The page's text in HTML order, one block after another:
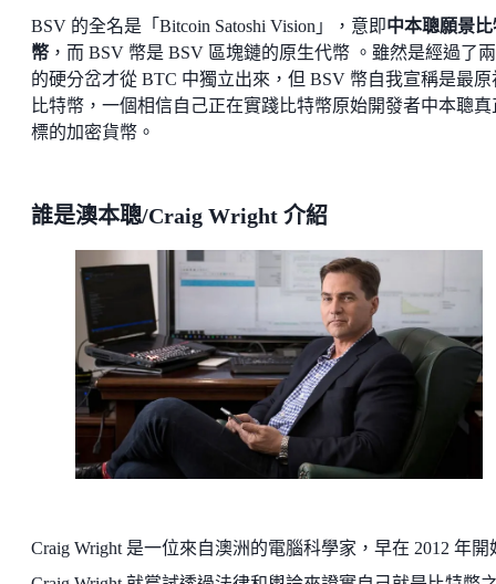
BSV 的全名是「Bitcoin Satoshi Vision」，意即中本聰願景比
幣 ，而 BSV 幣是 BSV 區塊鏈的原生代幣 。雖然是經過了
的硬分岔才從 BTC 中獨立出來，但 BSV 幣自我宣稱是最原
比特幣，一個相信自己正在實踐比特幣原始開發者中本聰真
標的加密貨幣。
誰是澳本聰/Craig Wright 介紹
Craig Wright 是一位來自澳洲的電腦科學家，早在 2012 年開